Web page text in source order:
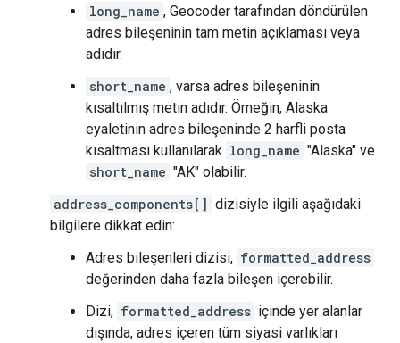
long_name , Geocoder tarafından döndürülen
adres bileşeninin tam metin açıklaması veya
adıdır.
short_name , varsa adres bileşeninin
kısaltılmış metin adıdır. Örneğin, Alaska
eyaletinin adres bileşeninde 2 harfli posta
kısaltması kullanılarak long_name "Alaska" ve
short_name "AK" olabilir.
address_components[]
dizisiyle ilgili aşağıdaki
bilgilere dikkat edin:
Adres bileşenleri dizisi, formatted_address
değerinden daha fazla bileşen içerebilir.
Dizi, formatted_address içinde yer alanlar
dışında, adres içeren tüm siyasi varlıkları